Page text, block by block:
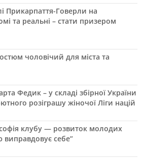
Прикарпаття-Говерли на
та реальні – стати призером
чоловічий для міста та
Федик – у складі збірної України
розіграшу жіночої Ліги націй
клубу — розвиток молодих
виправдовує себе”